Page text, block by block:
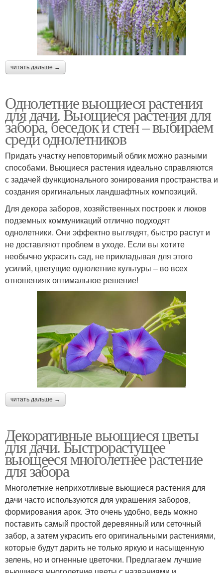
читать дальше →
Однолетние вьющиеся растения
для дачи. Вьющиеся растения для
забора, беседок и стен – выбираем
среди однолетников
Придать участку неповторимый облик можно разными
способами. Вьющиеся растения идеально справляются
с задачей функционального зонирования пространства и
создания оригинальных ландшафтных композиций.
Для декора заборов, хозяйственных построек и люков
подземных коммуникаций отлично подходят
однолетники. Они эффектно выглядят, быстро растут и
не доставляют проблем в уходе. Если вы хотите
необычно украсить сад, не прикладывая для этого
усилий, цветущие однолетние культуры – во всех
отношениях оптимальное решение!
читать дальше →
Декоративные вьющиеся цветы
для дачи. Быстрорастущее
вьющееся многолетнее растение
для забора
Многолетние неприхотливые вьющиеся растения для
дачи часто используются для украшения заборов,
формирования арок. Это очень удобно, ведь можно
поставить самый простой деревянный или сеточный
забор, а затем украсить его оригинальными растениями,
которые будут дарить не только яркую и насыщенную
зелень, но и огненные цветочки. Предлагаем лучшие